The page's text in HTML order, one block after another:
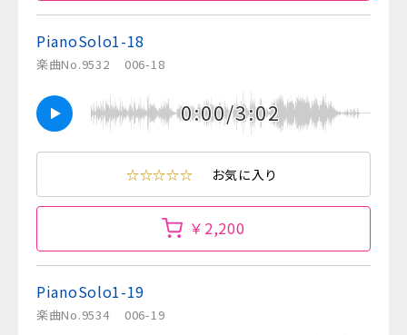
PianoSolo1-18
楽曲No.9532 006-18
0:00/3:02
☆☆☆☆☆ お気に入り
￥2,200
PianoSolo1-19
楽曲No.9534 006-19